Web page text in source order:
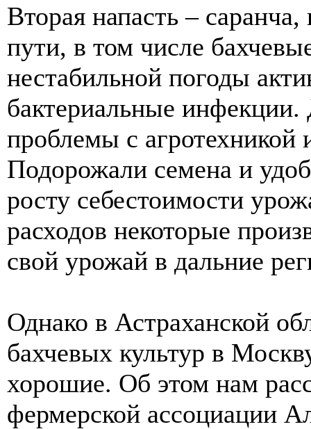
Вторая напасть –
пути, в том числе
нестабильной погоды
бактериальные
проблемы с агротехникой
Подорожали семена и
росту себестоимости
расходов некоторые
свой урожай в дальние
Однако в Астраханской
бахчевых культур в
хорошие. Об этом нам
фермерской ассоциации